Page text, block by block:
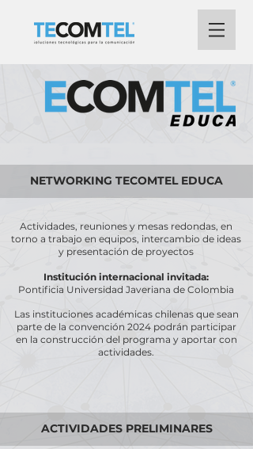
NETWORKING TECOMTEL EDUCA
Actividades, reuniones y mesas redondas, en
torno a trabajo en equipos, intercambio de ideas
y presentación de proyectos
Institución internacional invitada:
Pontificia Universidad Javeriana de Colombia
Las instituciones académicas chilenas que sean
parte de la convención 2024 podrán participar
en la construcción del programa y aportar con
actividades.
ACTIVIDADES PRELIMINARES